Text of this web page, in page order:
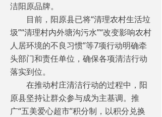
洁阳原品牌。
目前，阳原县已将“清理农村生活垃
圾”“清理村内外塘沟污水”“改变影响农村
人居环境的不良习惯”等7项行动明确牵
头部门和责任单位，确保各项清洁行动
落实到位。
在推动村庄清洁行动的过程中，阳
原县坚持让群众参与成为主基调。推
广“五美爱心超市”积分制，以积分兑换